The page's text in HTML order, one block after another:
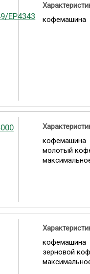
EP4343
кофемашина
кофемашина
молотый
кофемашина
зерновой